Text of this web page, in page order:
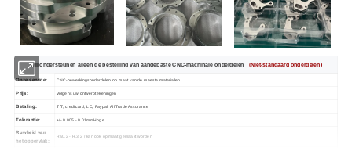
Wij ondersteunen alleen de bestelling van aangepaste CNC-machinale onderdelen (Niet-standaard onderdelen)
Onze service: CNC-bewerkingsonderdelen op maat van de meeste materialen
Prijs: Volgens uw ontwerptekeningen
Betaling: T/T, creditcard, LC, Paypal, All Trade Assurance
Tolerantie: +/- 0.005 - 0.01mmHogekwaliteit Maatwerk Service Parts Professional Aluminium CNC freesonderdelen
Ruwheid van
het oppervlak:
Ra0.2 - R.3.2 / kan ook op maat gemaakt worden